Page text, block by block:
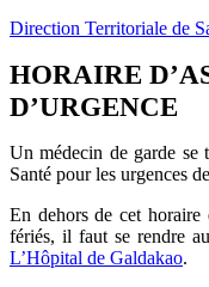
Direction Territoriale de
HORAIRE
D’URGENCE
Un médecin de garde se
Santé pour les urgences
En dehors de cet
fériés, il faut se rendre au
L’Hôpital de Galdakao.